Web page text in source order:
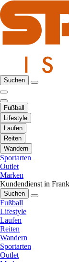
Suchen
Fußball
Lifestyle
Laufen
Reiten
Wandern
Sportarten
Outlet
Marken
Kundendienst in
Suchen
Fußball
Lifestyle
Laufen
Reiten
Wandern
Sportarten
Outlet